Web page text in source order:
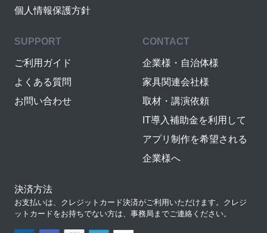
個人情報保護方針
SUPPORT
ご利用ガイド
よくある質問
お問い合わせ
CONTACT
企業様・自治体様
家具関連会社様
取材・講演依頼
IT導入補助金を利用して
アプリ制作を希望される
企業様へ
決済方法
お支払いは、クレジットカード決済がご利用いただけます。クレジ
ットカードをお持ちでない方は、事務局までご連絡ください。